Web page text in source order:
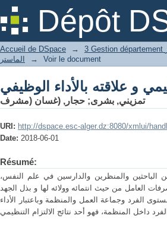
Dépôt
و علاقته بالأداء الوظيفي
Accueil de DSpace →
الماستر
→ Voir le document
و علاقته بالأداء الوظيفي
تمزيني, بشرى; حجار, (غسان (مشرف
URI: http://dspace.esc-alger.dz:8080/xmlui/
Date: 2018-06-01
Résumé:
الباحثين والمنظرين والدارسين في علم النفس،
العامل من حيث انتمائه وولائه لها و بذل الجهد
الفرد وجماعة العمل والمنظمة وباعتبار الأداء